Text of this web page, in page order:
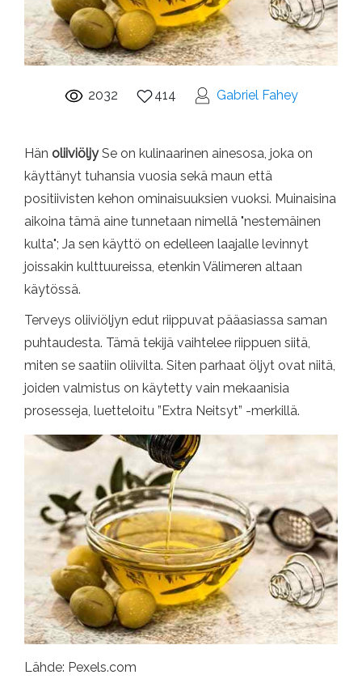
2032 414 Gabriel Fahey
Hän oliiviöljySe on kulinaarinen ainesosa, joka on
käyttänyt tuhansia vuosia sekä maun että
positiivisten kehon ominaisuuksien vuoksi. Muinaisina
aikoina tämä aine tunnetaan nimellä "nestemäinen
kulta"; Ja sen käyttö on edelleen laajalle levinnyt
joissakin kulttuureissa, etenkin Välimeren altaan
käytössä.
Terveys oliiviöljyn edut riippuvat pääasiassa saman
puhtaudesta. Tämä tekijä vaihtelee riippuen siitä,
miten se saatiin oliivilta. Siten parhaat öljyt ovat niitä,
joiden valmistus on käytetty vain mekaanisia
prosesseja, luetteloitu ”Extra Neitsyt” -merkillä.
Lähde: Pexels.com